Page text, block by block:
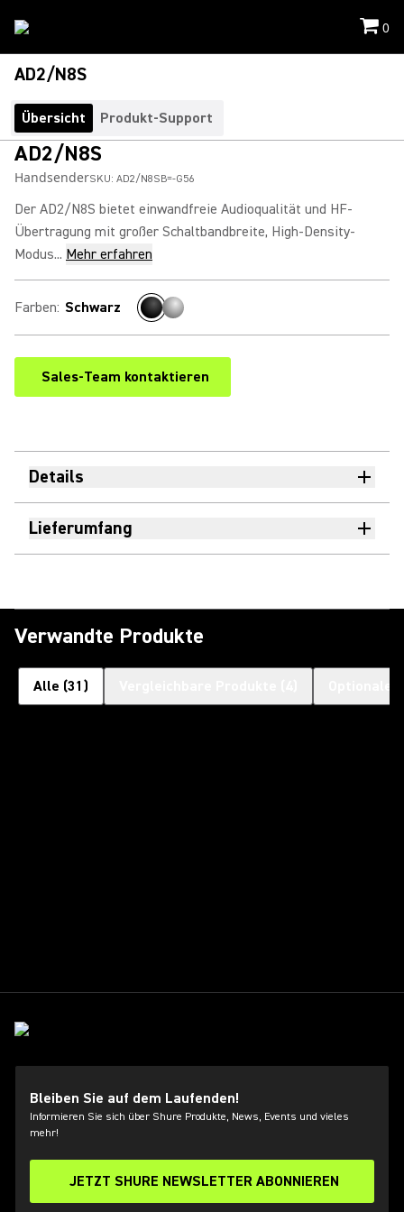
0
AD2/N8S
Übersicht Produkt-Support
AD2/N8S
HandsenderSKU: AD2/N8SB=-G56
Der AD2/N8S bietet einwandfreie Audioqualität und HF-
Übertragung mit großer Schaltbandbreite, High-Density-
Modus... Mehr erfahren
Farben: Schwarz
Sales-Team kontaktieren
Details
Lieferumfang
Verwandte Produkte
Alle (31 )
Bleiben Sie auf dem Laufenden!
Informieren Sie sich über Shure Produkte, News, Events und vieles
mehr!
JETZT SHURE NEWSLETTER ABONNIEREN